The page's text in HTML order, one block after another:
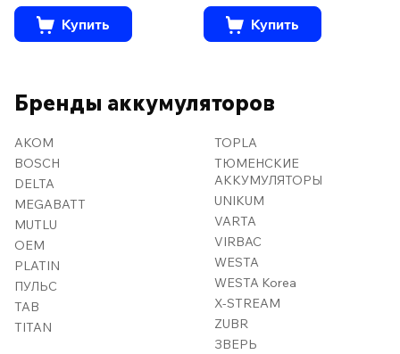
Купить Купить
Бренды аккумуляторов
AKOM
BOSCH
DELTA
MEGABATT
MUTLU
OEM
PLATIN
ПУЛЬС
TAB
TITAN
TOPLA
ТЮМЕНСКИЕ
АККУМУЛЯТОРЫ
UNIKUM
VARTA
VIRBAC
WESTA
WESTA Korea
X-STREAM
ZUBR
ЗВЕРЬ